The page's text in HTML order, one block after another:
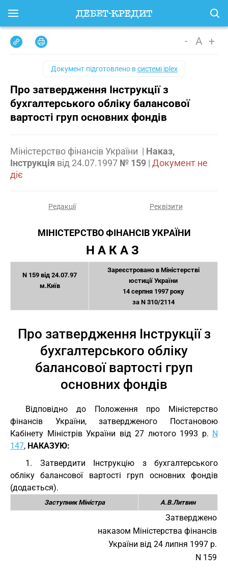
- A +
Документ підготовлено всистемі iplex
Про затвердження Інструкції з
бухгалтерського обліку балансової
вартості груп основних фондів
Міністерство фінансів України | Наказ,
Інструкція від 24.07.1997 № 159 | Документ не
діє
Редакції Реквізити
МІНІСТЕРСТВО ФІНАНСІВ УКРАЇНИ
Н А К А З
N 159 від 24.07.97
м.Київ
Зареєстровано в Міністерстві
юстиції України
14 серпня 1997 року
за N 310/2114
Про затвердження Інструкції з
бухгалтерського обліку
балансової вартості груп
основних фондів
Відповідно до Положення про Міністерство
фінансів України, затвердженого Постановою
Кабінету Міністрів України від 27 лютого 1993 р. N
147, НАКАЗУЮ:
1. Затвердити Інструкцію з бухгалтерського
обліку балансової вартості груп основних фондів
(додається).
Заступник Міністра А.В.Литвин
Затверджено
наказом Міністерства фінансів
України від 24 липня 1997 р.
N 159